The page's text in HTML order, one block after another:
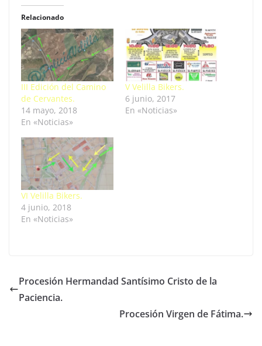
Relacionado
III Edición del Camino
de Cervantes.
14 mayo, 2018
En «Noticias»
V Velilla Bikers.
6 junio, 2017
En «Noticias»
VI Velilla Bikers.
4 junio, 2018
En «Noticias»
Procesión Hermandad Santísimo Cristo de la
Paciencia.
Procesión Virgen de Fátima.